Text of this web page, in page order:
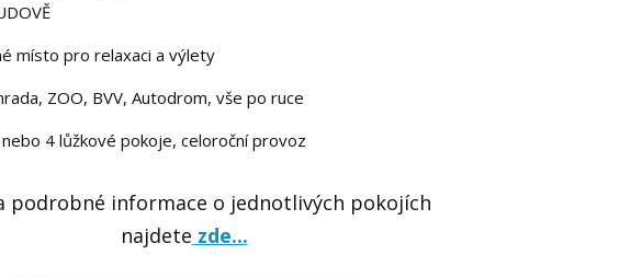
místo pro relaxaci a výlety
ZOO, BVV, Autodrom, vše po ruce
4 lůžkové pokoje, celoroční provoz
podrobné informace o jednotlivých pokojích
najdete zde...